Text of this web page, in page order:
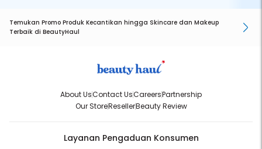
Temukan Promo Produk Kecantikan hingga Skincare dan Makeup
Terbaik di BeautyHaul
About UsContact UsCareersPartnership
Our StoreResellerBeauty Review
Layanan Pengaduan Konsumen